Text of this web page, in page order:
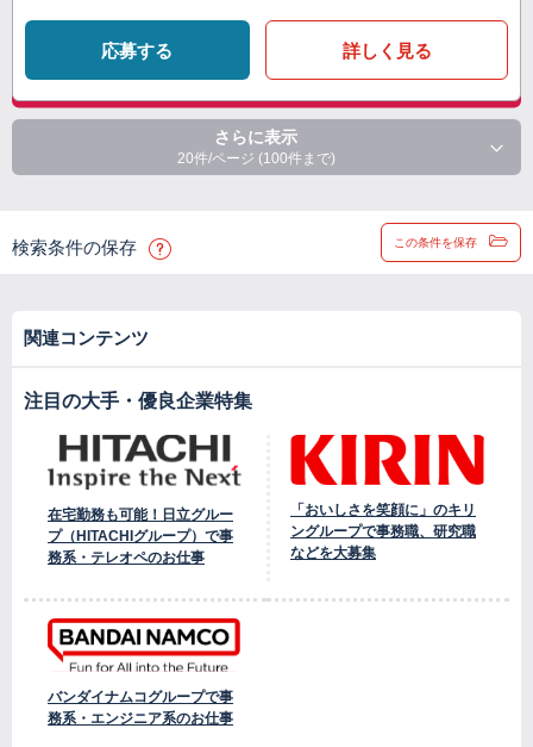
応募する 詳しく見る
さらに表示
20件/ページ (100件まで)
検索条件の保存 この条件を保存
関連コンテンツ
注目の大手・優良企業特集
在宅勤務も可能！日立グルー
プ（HITACHIグループ）で事
務系・テレオペのお仕事
「おいしさを笑顔に」のキリ
ングループで事務職、研究職
などを大募集
バンダイナムコグループで事
務系・エンジニア系のお仕事